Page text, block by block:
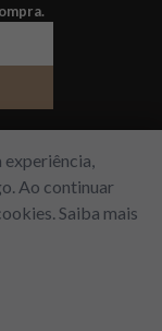
experiência,
Ao continuar
Saiba mais
lojas
frequentes